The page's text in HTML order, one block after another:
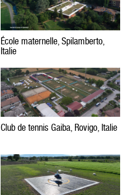
École maternelle, Spilamberto,
Italie
Club de tennis Gaiba, Rovigo, Italie